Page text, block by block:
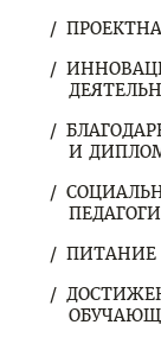
И
ПИТАНИЕ